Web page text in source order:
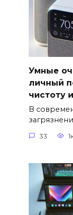
Умные
личный
чистоту
В
33